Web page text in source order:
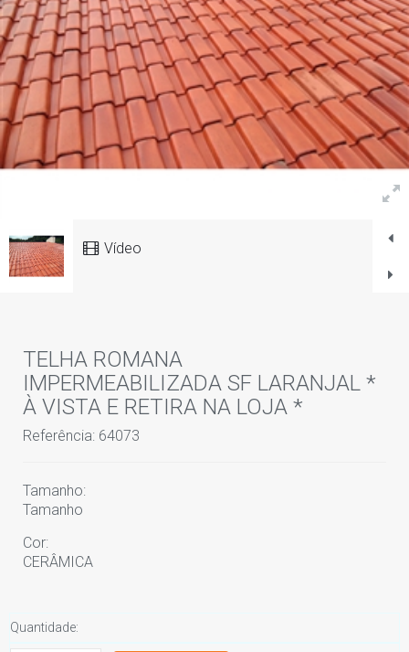
Vídeo
TELHA ROMANA
IMPERMEABILIZADA SF LARANJAL *
À VISTA E RETIRA NA LOJA *
Referência: 64073
Tamanho:
Tamanho
Cor:
CERÂMICA
Quantidade: